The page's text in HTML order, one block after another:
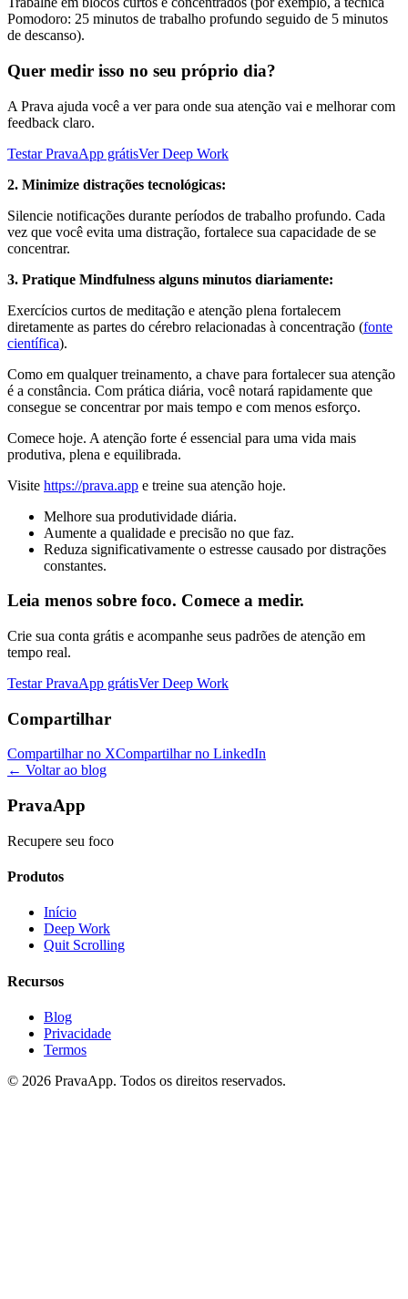
Pomodoro: 25 minutos de trabalho profundo seguido de 5 minutos
de descanso).
Quer medir isso no seu próprio dia?
A Prava ajuda você a ver para onde sua atenção vai e melhorar com
feedback claro.
Testar PravaApp grátisVer Deep Work
2. Minimize distrações tecnológicas:
Silencie notificações durante períodos de trabalho profundo. Cada
vez que você evita uma distração, fortalece sua capacidade de se
concentrar.
3. Pratique Mindfulness alguns minutos diariamente:
Exercícios curtos de meditação e atenção plena fortalecem
diretamente as partes do cérebro relacionadas à concentração (fonte
científica).
Como em qualquer treinamento, a chave para fortalecer sua atenção
é a constância. Com prática diária, você notará rapidamente que
consegue se concentrar por mais tempo e com menos esforço.
Comece hoje. A atenção forte é essencial para uma vida mais
produtiva, plena e equilibrada.
Visite https://prava.app e treine sua atenção hoje.
Melhore sua produtividade diária.
Aumente a qualidade e precisão no que faz.
Reduza significativamente o estresse causado por distrações
constantes.
Leia menos sobre foco. Comece a medir.
Crie sua conta grátis e acompanhe seus padrões de atenção em
tempo real.
Testar PravaApp grátisVer Deep Work
Compartilhar
Compartilhar no XCompartilhar no LinkedIn
← Voltar ao blog
PravaApp
Recupere seu foco
Produtos
Início
Deep Work
Quit Scrolling
Recursos
Blog
Privacidade
Termos
© 2026 PravaApp. Todos os direitos reservados.